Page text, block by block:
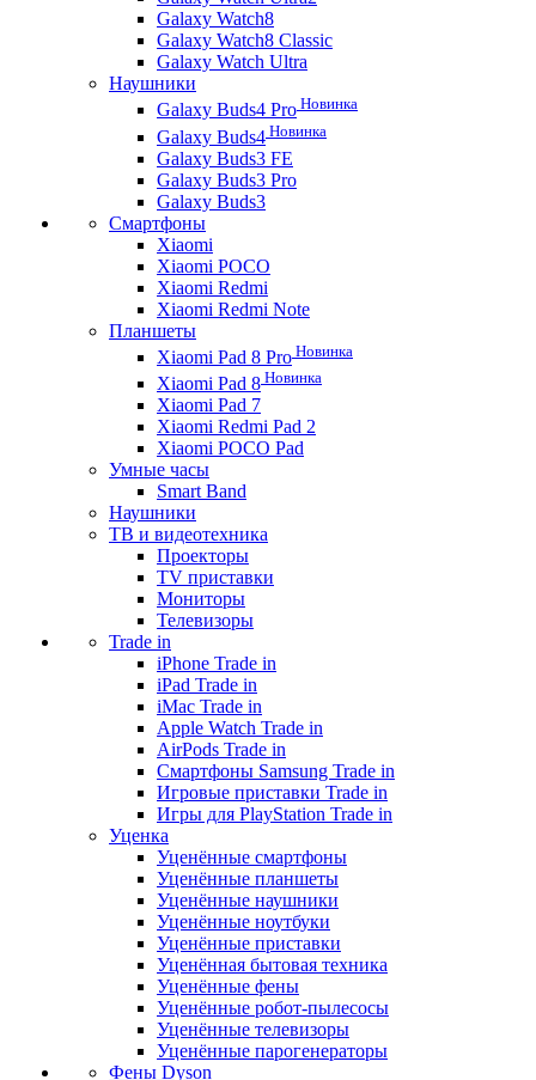
Galaxy Watch8
Galaxy Watch8 Classic
Galaxy Watch Ultra
Наушники
Galaxy Buds4 Pro Новинка
Galaxy Buds4 Новинка
Galaxy Buds3 FE
Galaxy Buds3 Pro
Galaxy Buds3
Смартфоны
Xiaomi
Xiaomi POCO
Xiaomi Redmi
Xiaomi Redmi Note
Планшеты
Xiaomi Pad 8 Pro Новинка
Xiaomi Pad 8 Новинка
Xiaomi Pad 7
Xiaomi Redmi Pad 2
Xiaomi POCO Pad
Умные часы
Smart Band
Наушники
ТВ и видеотехника
Проекторы
TV приставки
Мониторы
Телевизоры
Trade in
iPhone Trade in
iPad Trade in
iMac Trade in
Apple Watch Trade in
AirPods Trade in
Смартфоны Samsung Trade in
Игровые приставки Trade in
Игры для PlayStation Trade in
Уценка
Уценённые смартфоны
Уценённые планшеты
Уценённые наушники
Уценённые ноутбуки
Уценённые приставки
Уценённая бытовая техника
Уценённые фены
Уценённые робот-пылесосы
Уценённые телевизоры
Уценённые парогенераторы
Фены Dyson